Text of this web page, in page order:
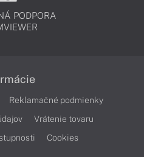
PODPORA
Reklamačné podmienky
Vrátenie tovaru
Cookies